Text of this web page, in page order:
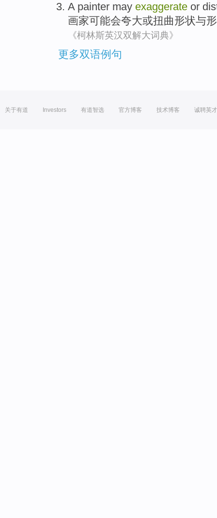
A painter may exaggerate or
画家可能会夸大或扭曲形状与
《柯林斯英汉双解大词典》
更多双语例句
关于有道 Investors 有道智选 官方博客 技术博客 诚聘英才